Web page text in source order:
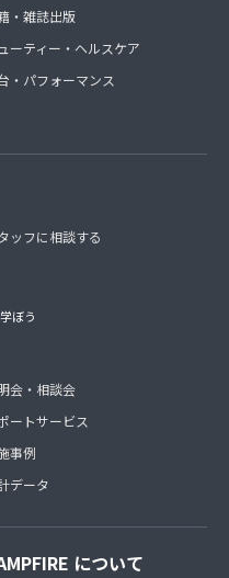
・雑誌出版
ーティー・ヘルスケア
・パフォーマンス
ッフに相談する
ぼう
会・相談会
ートサービス
事例
データ
について